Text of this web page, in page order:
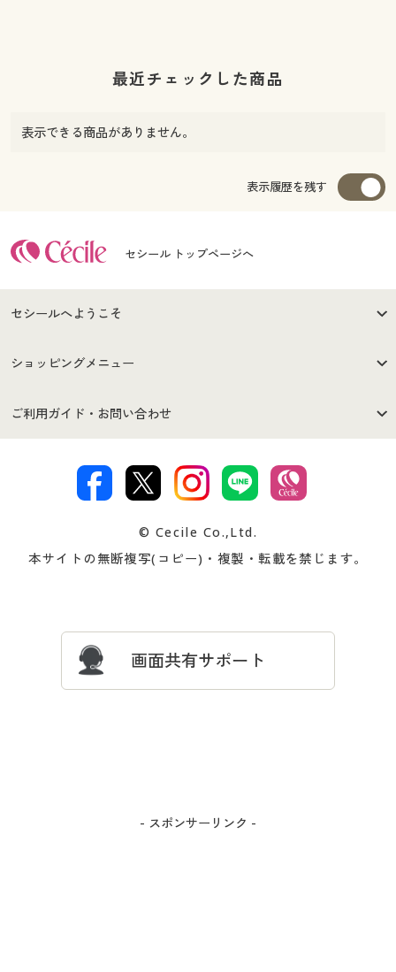
最近チェックした商品
表示できる商品がありません。
表示履歴を残す
セシール トップページへ
セシールへようこそ
はじめての方へ
セシールご利用規約
著作権・商標について 会社案内
ショッピングメニュー
商品カテゴリ
プレゼント＆キャンペーン サイトマップ
ご利用ガイド・お問い合わせ
交換・返品は お支払は
ついて
忘れの場合
© Cecile Co.,Ltd.
本サイトの無断複写(コピー)・複製・転載を禁じます。
画面共有サポート
- スポンサーリンク -